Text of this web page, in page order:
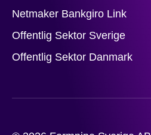
Netmaker Bankgiro Link
Offentlig Sektor Sverige
Offentlig Sektor Danmark